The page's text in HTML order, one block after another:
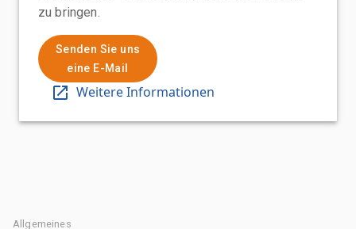
zu bringen.
Senden Sie uns
eine E-Mail
Weitere Informationen
Allgemeines